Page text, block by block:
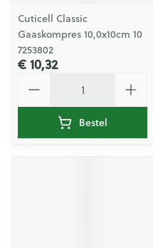
Cuticell Classic
Gaaskompres 10,0x10cm 10
7253802
€ 10,32
Bestel